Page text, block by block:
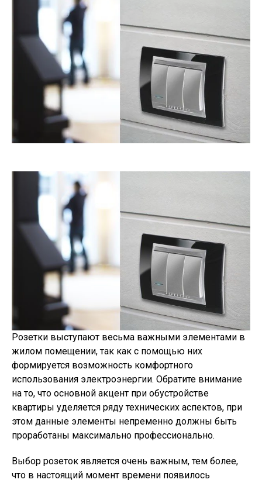
Розетки выступают весьма важными элементами в
жилом помещении, так как с помощью них
формируется возможность комфортного
использования электроэнергии. Обратите внимание
на то, что основной акцент при обустройстве
квартиры уделяется ряду технических аспектов, при
этом данные элементы непременно должны быть
проработаны максимально профессионально.
Выбор розеток является очень важным, тем более,
что в настоящий момент времени появилось